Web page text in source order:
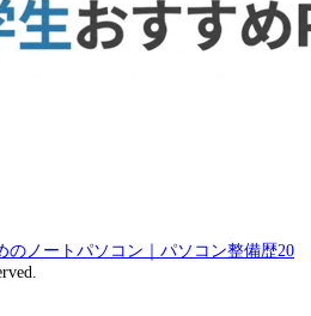
のノートパソコン｜パソコン整備歴20